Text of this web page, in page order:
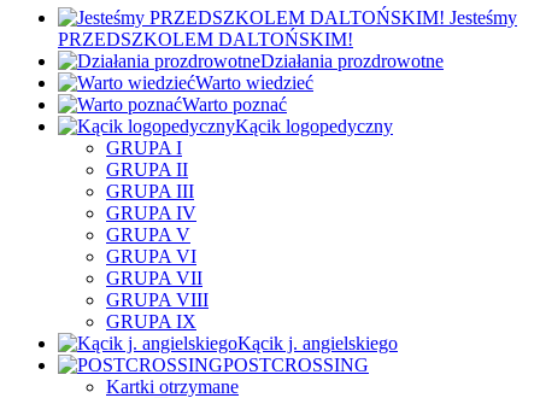
Jesteśmy
PRZEDSZKOLEM DALTOŃSKIM!
Działania prozdrowotne
Warto wiedzieć
Warto poznać
Kącik logopedyczny
GRUPA I
GRUPA II
GRUPA III
GRUPA IV
GRUPA V
GRUPA VI
GRUPA VII
GRUPA VIII
GRUPA IX
Kącik j. angielskiego
POSTCROSSING
Kartki otrzymane